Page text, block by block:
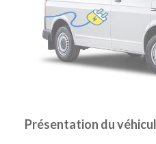
Présentation du